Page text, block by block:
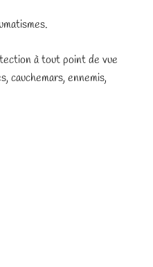
à tout point de vue
cauchemars, ennemis,